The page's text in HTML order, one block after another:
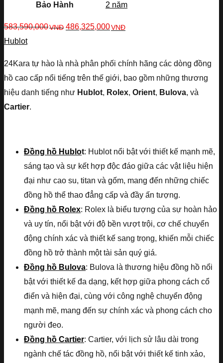
Bảo Hành 2 năm
583,590,000VNĐ 486,325,000VNĐ
Hublot
24Kara tự hào là nhà phân phối chính hãng các dòng đồng
hồ cao cấp nổi tiếng trên thế giới, bao gồm những thương
hiệu danh tiếng như Hublot, Rolex, Orient, Bulova, và
Cartier.
Đồng hồ Hublot: Hublot nổi bật với thiết kế mạnh mẽ,
sáng tạo và sự kết hợp độc đáo giữa các vật liệu hiện
đại như cao su, titan và gốm, mang đến những chiếc
đồng hồ thể thao đẳng cấp và đầy ấn tượng.
Đồng hồ Rolex: Rolex là biểu tượng của sự hoàn hảo
và uy tín, nổi bật với độ bền vượt trội, cơ chế chuyển
động chính xác và thiết kế sang trọng, khiến mỗi chiếc
đồng hồ trở thành một tài sản quý giá.
Đồng hồ Bulova: Bulova là thương hiệu đồng hồ nổi
bật với thiết kế đa dạng, kết hợp giữa phong cách cổ
điển và hiện đại, cùng với công nghệ chuyển động
mạnh mẽ, mang đến sự chính xác và phong cách cho
người đeo.
Đồng hồ Cartier: Cartier, với lịch sử lâu dài trong
ngành chế tác đồng hồ, nổi bật với thiết kế tinh xảo,